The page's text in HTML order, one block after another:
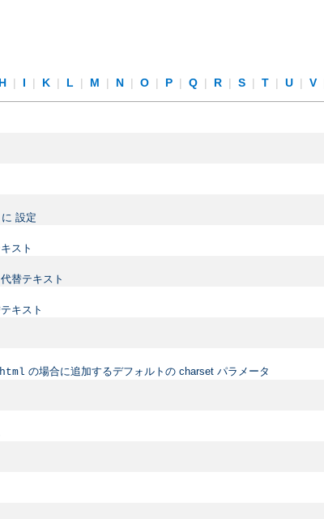
H | I | K | L | M | N | O | P | Q | R | S | T | U | V
設定
スト
替テキスト
キスト
の場合に追加するデフォルトの charset パラメータ